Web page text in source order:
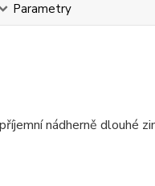
Parametry
nádherně dlouhé